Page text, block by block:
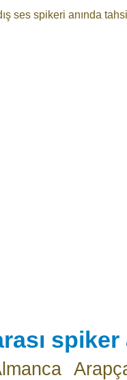
ses spikeri anında